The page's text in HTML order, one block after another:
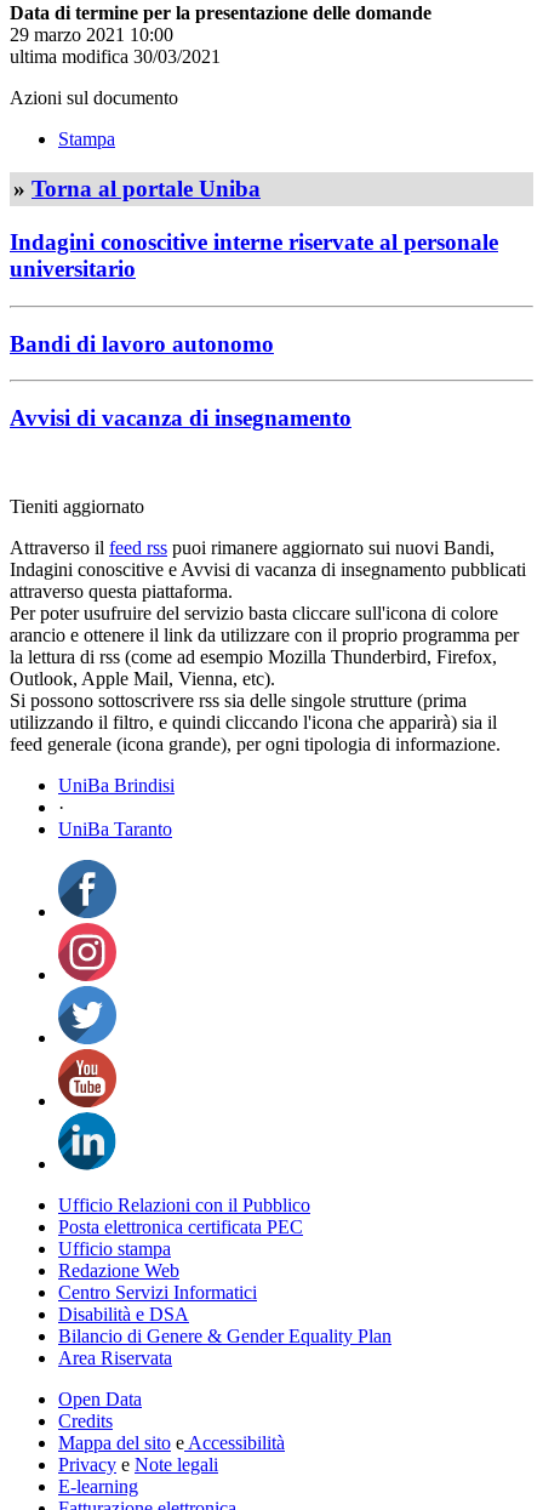
Data di termine per la presentazione delle domande
29 marzo 2021 10:00
ultima modifica 30/03/2021
Azioni sul documento
Stampa
» Torna al portale Uniba
Indagini conoscitive interne riservate al personale
universitario
Bandi di lavoro autonomo
Avvisi di vacanza di insegnamento
Tieniti aggiornato
Attraverso il feed rss puoi rimanere aggiornato sui nuovi Bandi,
Indagini conoscitive e Avvisi di vacanza di insegnamento pubblicati
attraverso questa piattaforma.
Per poter usufruire del servizio basta cliccare sull'icona di colore
arancio e ottenere il link da utilizzare con il proprio programma per
la lettura di rss (come ad esempio Mozilla Thunderbird, Firefox,
Outlook, Apple Mail, Vienna, etc).
Si possono sottoscrivere rss sia delle singole strutture (prima
utilizzando il filtro, e quindi cliccando l'icona che apparirà) sia il
feed generale (icona grande), per ogni tipologia di informazione.
UniBa Brindisi
·
UniBa Taranto
Ufficio Relazioni con il Pubblico
Posta elettronica certificata PEC
Ufficio stampa
Redazione Web
Centro Servizi Informatici
Disabilità e DSA
Bilancio di Genere & Gender Equality Plan
Area Riservata
Open Data
Credits
Mappa del sito e Accessibilità
Privacy e Note legali
E-learning